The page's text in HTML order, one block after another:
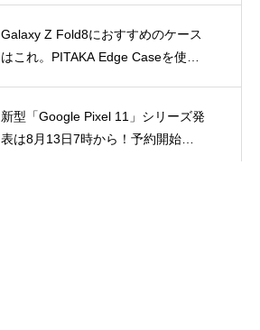
Galaxy Z Fold8におすすめのケース
はこれ。PITAKA Edge Caseを使っ
新型「Google Pixel 11」シリーズ発
表は8月13日7時から！予約開始は1